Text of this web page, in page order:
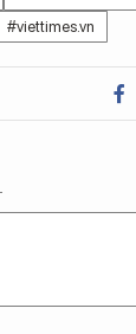
#viettimes.vn